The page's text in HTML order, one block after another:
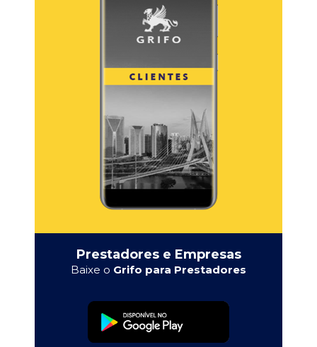
Prestadores e Empresas
Baixe o Grifo para Prestadores